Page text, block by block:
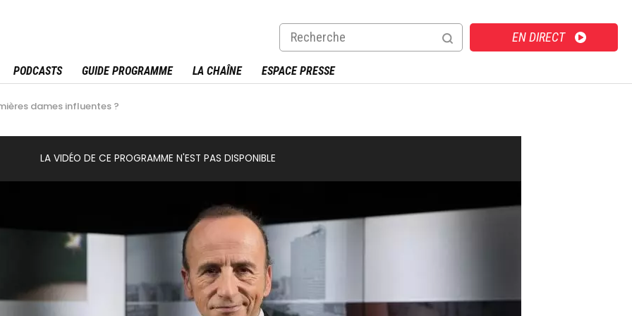
EN DIRECT
PODCASTS GUIDE PROGRAMME LA CHAÎNE ESPACE PRESSE
dames influentes ?
LA VIDÉO DE CE PROGRAMME N'EST PAS DISPONIBLE